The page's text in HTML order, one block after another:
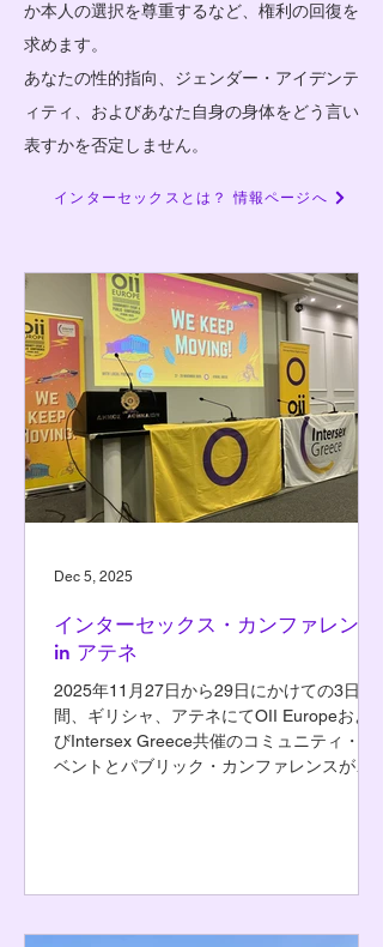
か本人の選択を尊重するなど、権利の回復を
求めます。
あなたの性的指向、ジェンダー・アイデンテ
ィティ、およびあなた ​自身の身体をどう言い
表すかを否定しません。
インターセックスとは？ 情報ページへ
インターセックス・カンファレンス
in アテネ
2025年11月27日から29日にかけての3日
間、ギリシャ、アテネにてOII Europeおよ
びIntersex Greece共催のコミュニティ・イ
ベントとパブリック・カンファレンスが行
公式ページ https://intersexgreece.org.gr/en/
Dec 5, 2025